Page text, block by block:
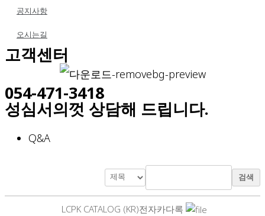
공지사항
오시는길
고객센터
054-471-3418
성심서의껏 상담해 드립니다.
Q&A
검색
LCPK CATALOG (KR)전자카다록